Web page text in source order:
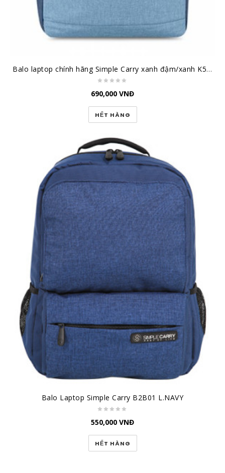
Balo laptop chính hãng Simple Carry xanh đậm/xanh K5 Navy/Blue
690,000 VNĐ
HẾT HÀNG
Balo Laptop Simple Carry B2B01 L.NAVY
550,000 VNĐ
HẾT HÀNG